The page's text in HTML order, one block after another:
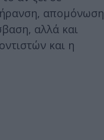
απομόνωση
αλλά και
και η